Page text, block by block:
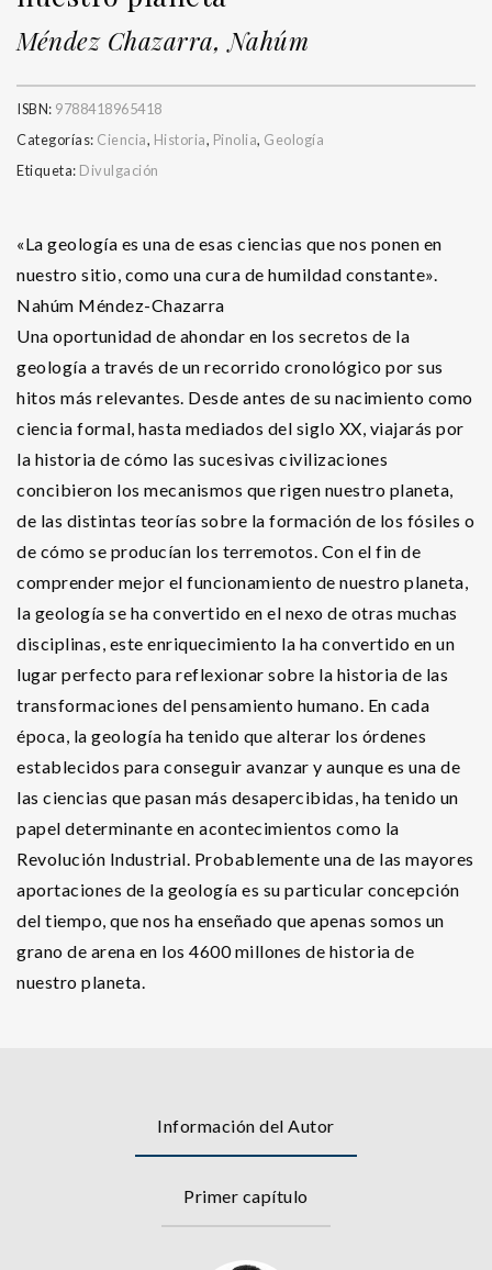
Méndez Chazarra, Nahúm
ISBN: 9788418965418
Categorías: Ciencia, Historia, Pinolia, Geología
Etiqueta: Divulgación
«La geología es una de esas ciencias que nos ponen en
nuestro sitio, como una cura de humildad constante».
Nahúm Méndez-Chazarra
Una oportunidad de ahondar en los secretos de la
geología a través de un recorrido cronológico por sus
hitos más relevantes. Desde antes de su nacimiento como
ciencia formal, hasta mediados del siglo XX, viajarás por
la historia de cómo las sucesivas civilizaciones
concibieron los mecanismos que rigen nuestro planeta,
de las distintas teorías sobre la formación de los fósiles o
de cómo se producían los terremotos. Con el fin de
comprender mejor el funcionamiento de nuestro planeta,
la geología se ha convertido en el nexo de otras muchas
disciplinas, este enriquecimiento la ha convertido en un
lugar perfecto para reflexionar sobre la historia de las
transformaciones del pensamiento humano. En cada
época, la geología ha tenido que alterar los órdenes
establecidos para conseguir avanzar y aunque es una de
las ciencias que pasan más desapercibidas, ha tenido un
papel determinante en acontecimientos como la
Revolución Industrial. Probablemente una de las mayores
aportaciones de la geología es su particular concepción
del tiempo, que nos ha enseñado que apenas somos un
grano de arena en los 4600 millones de historia de
nuestro planeta.
Información del Autor
Primer capítulo